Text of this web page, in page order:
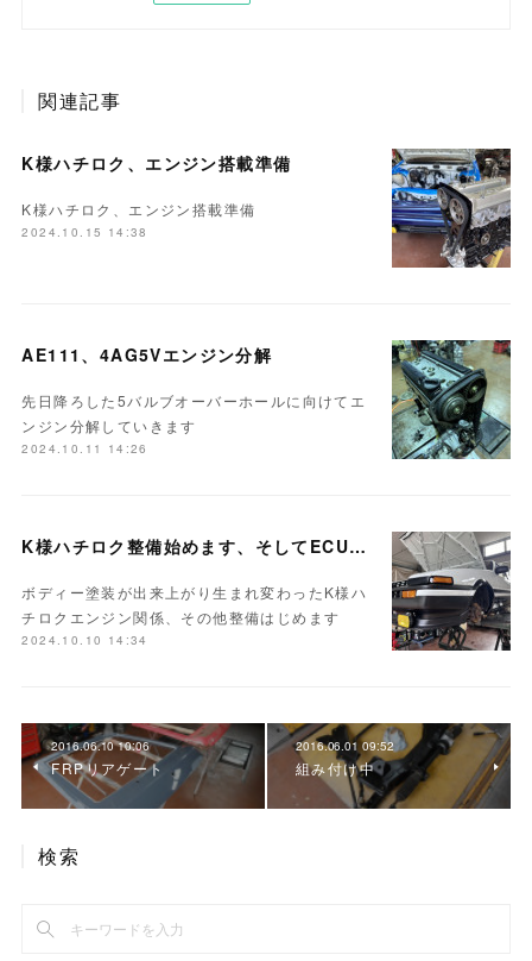
関連記事
K様ハチロク、エンジン搭載準備
K様ハチロク、エンジン搭載準備
2024.10.15 14:38
AE111、4AG5Vエンジン分解
先日降ろした5バルブオーバーホールに向けてエ
ンジン分解していきます
2024.10.11 14:26
K様ハチロク整備始めます、そしてECUセッティング
ボディー塗装が出来上がり生まれ変わったK様ハ
チロクエンジン関係、その他整備はじめます
2024.10.10 14:34
2016.06.10 10:06
FRPリアゲート
2016.06.01 09:52
組み付け中
検索